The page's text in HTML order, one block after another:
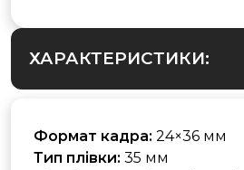
ХАРАКТЕРИСТИКИ:
Формат кадра: 24×36 мм
Тип плівки: 35 мм